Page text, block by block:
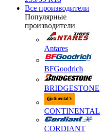
Все производители
Популярные
производители
Antares
BFGoodrich
BRIDGESTONE
CONTINENTAL
CORDIANT